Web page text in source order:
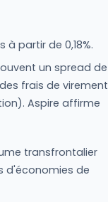
partir de 0,18%.
un spread de
frais de virement
Aspire affirme
transfrontalier
d'économies de